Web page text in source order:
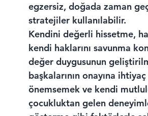
egzersiz, doğada zaman
stratejiler kullanılabilir.
Kendini değerli hissetme,
kendi haklarını savunma
değer duygusunun
başkalarının onayına
önemsemek ve kendi
çocukluktan gelen